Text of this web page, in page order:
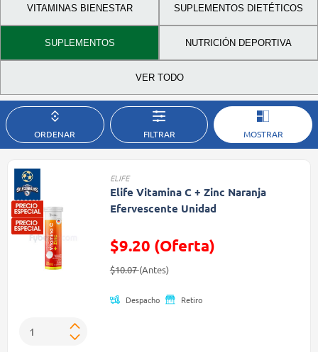
VITAMINAS BIENESTAR SUPLEMENTOS DIETÉTICOS
SUPLEMENTOS NUTRICIÓN DEPORTIVA
VER TODO
ORDENAR FILTRAR MOSTRAR
ELIFE
Elife Vitamina C + Zinc Naranja
Efervescente Unidad
$9.20 (Oferta)
Precio reducido de
$10.07(Antes)(Oferta)
Despacho Retiro